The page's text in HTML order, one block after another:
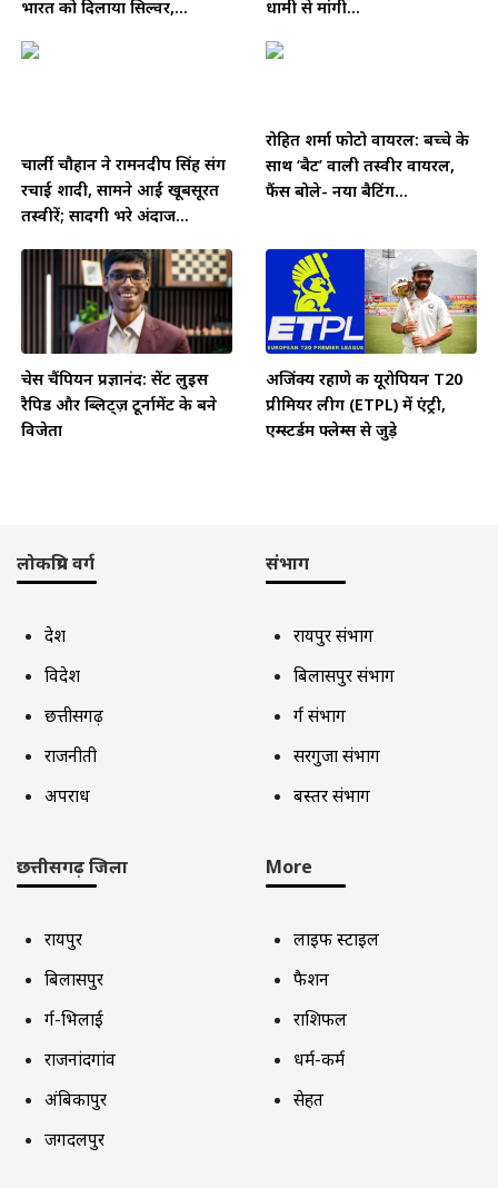
भारत को दिलाया सिल्वर,... धामी से मांगी...
चार्ली चौहान ने रामनदीप सिंह संग
रचाई शादी, सामने आईं खूबसूरत
तस्वीरें; सादगी भरे अंदाज...
रोहित शर्मा फोटो वायरल: बच्चे के
साथ ‘बैट’ वाली तस्वीर वायरल,
फैंस बोले- नया बैटिंग...
चेस चैंपियन प्रज्ञानंद: सेंट लुइस
रैपिड और ब्लिट्ज़ टूर्नामेंट के बने
विजेता
अजिंक्य रहाणे की यूरोपियन T20
प्रीमियर लीग (ETPL) में एंट्री,
एम्स्टर्डम फ्लेम्स से जुड़े
लोकप्रिय वर्ग
देश
विदेश
छत्तीसगढ़
राजनीती
अपराध
संभाग
रायपुर संभाग
बिलासपुर संभाग
दुर्ग संभाग
सरगुजा संभाग
बस्तर संभाग
छत्तीसगढ़ जिला
रायपुर
बिलासपुर
दुर्ग-भिलाई
राजनांदगांव
अंबिकापुर
जगदलपुर
More
लाइफ स्टाइल
फैशन
राशिफल
धर्म-कर्म
सेहत